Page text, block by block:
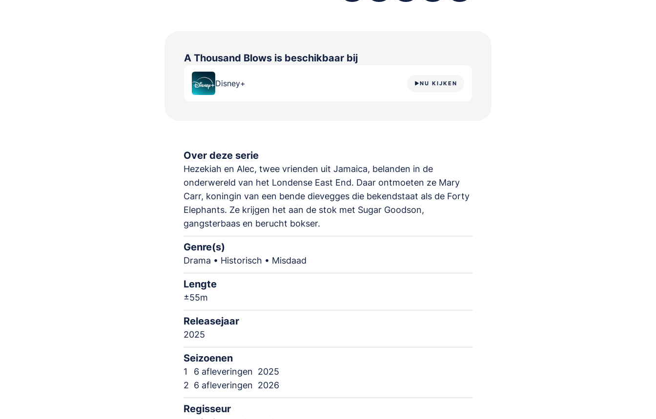
A Thousand Blows is beschikbaar bij
Disney+ NU KIJKEN
Over deze serie
Hezekiah en Alec, twee vrienden uit Jamaica, belanden in de
onderwereld van het Londense East End. Daar ontmoeten ze Mary
Carr, koningin van een bende dievegges die bekendstaat als de Forty
Elephants. Ze krijgen het aan de stok met Sugar Goodson,
gangsterbaas en berucht bokser.
Genre(s)
Drama • Historisch • Misdaad
Lengte
±55m
Releasejaar
2025
Seizoenen
1 6 afleveringen 2025
2 6 afleveringen 2026
Regisseur